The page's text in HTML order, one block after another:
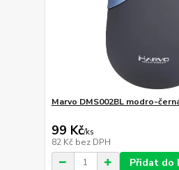
Marvo DMS002BL modro-
99 Kč/ks
82 Kč bez DPH
Přidat do